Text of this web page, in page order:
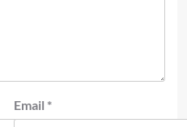
Email *